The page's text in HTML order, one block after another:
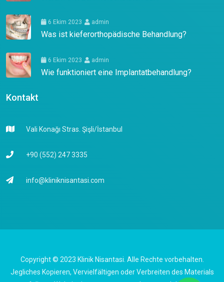
6 Ekim 2023 admin
Was ist kieferorthopädische Behandlung?
6 Ekim 2023 admin
Wie funktioniert eine Implantatbehandlung?
Kontakt
Vali Konağı Stras. Şişli/İstanbul
+90 (552) 247 3335
info@kliniknisantasi.com
Copyright © 2023 Klinik Nisantasi. Alle Rechte vorbehalten.
Jegliches Kopieren, Vervielfältigen oder Verbreiten des Materials